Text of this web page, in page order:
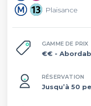
Plaisance
GAMME DE PRIX
€€ -
RÉSERVATION
Jusqu’à 50